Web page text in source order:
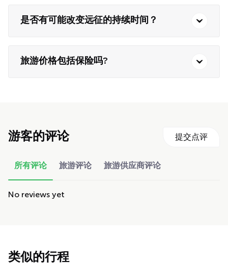
是否有可能改变远征的持续时间？
旅游价格包括保险吗?
游客的评论 提交点评
所有评论 旅游评论 旅游供应商评论
No reviews yet
类似的行程